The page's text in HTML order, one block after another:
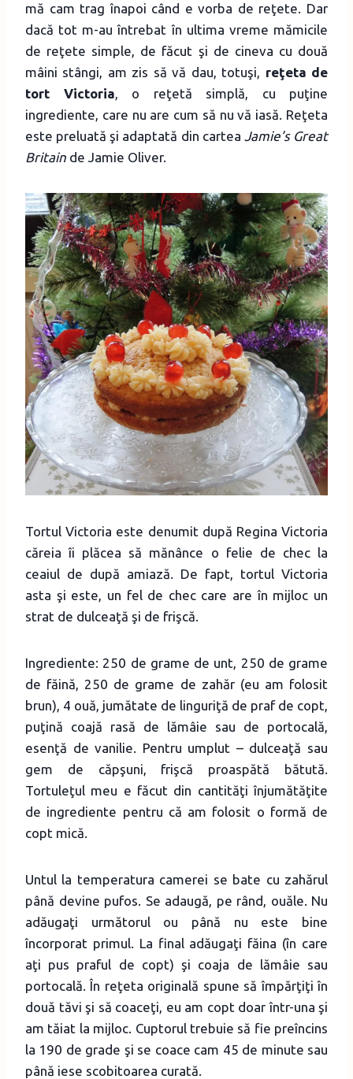
mă cam trag înapoi când e vorba de reţete. Dar
dacă tot m-au întrebat în ultima vreme mămicile
de reţete simple, de făcut şi de cineva cu două
mâini stângi, am zis să vă dau, totuşi, reţeta de
tort Victoria, o reţetă simplă, cu puţine
ingrediente, care nu are cum să nu vă iasă. Reţeta
este preluată şi adaptată din cartea Jamie’s Great
Britain de Jamie Oliver.
Tortul Victoria este denumit după Regina Victoria
căreia îi plăcea să mănânce o felie de chec la
ceaiul de după amiază. De fapt, tortul Victoria
asta şi este, un fel de chec care are în mijloc un
strat de dulceaţă şi de frişcă.
Ingrediente: 250 de grame de unt, 250 de grame
de făină, 250 de grame de zahăr (eu am folosit
brun), 4 ouă, jumătate de linguriţă de praf de copt,
puţină coajă rasă de lămâie sau de portocală,
esenţă de vanilie. Pentru umplut – dulceaţă sau
gem de căpşuni, frişcă proaspătă bătută.
Tortuleţul meu e făcut din cantităţi înjumătăţite
de ingrediente pentru că am folosit o formă de
copt mică.
Untul la temperatura camerei se bate cu zahărul
până devine pufos. Se adaugă, pe rând, ouăle. Nu
adăugaţi următorul ou până nu este bine
încorporat primul. La final adăugaţi făina (în care
aţi pus praful de copt) şi coaja de lămâie sau
portocală. În reţeta originală spune să împărţiţi în
două tăvi şi să coaceţi, eu am copt doar într-una şi
am tăiat la mijloc. Cuptorul trebuie să fie preîncins
la 190 de grade şi se coace cam 45 de minute sau
până iese scobitoarea curată.